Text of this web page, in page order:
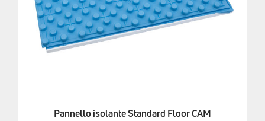
Pannello isolante Standard Floor CAM